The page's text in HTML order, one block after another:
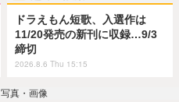
ドラえもん短歌、入選作は
11/20発売の新刊に収録…9/3
締切
2026.8.6 Thu 15:15
写真・画像